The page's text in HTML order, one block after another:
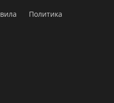
Политика